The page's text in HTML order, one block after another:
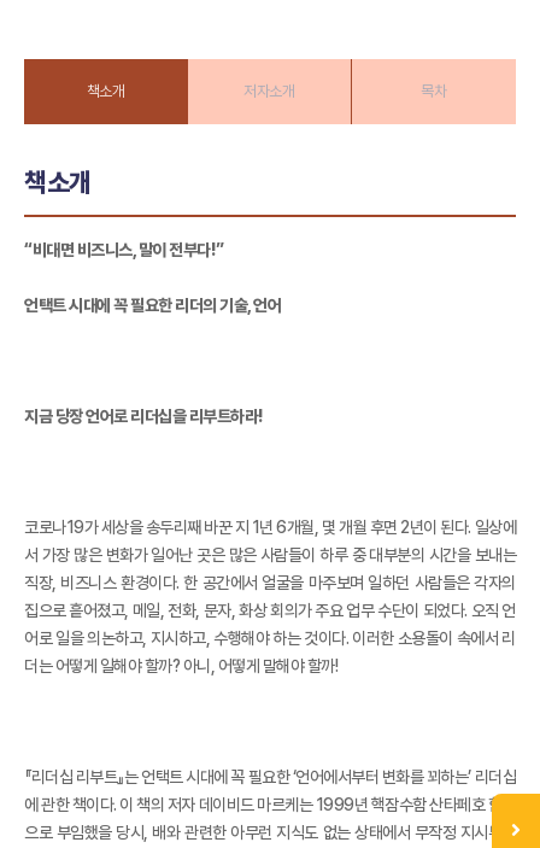
책소개 저자소개 목차
책소개
“비대면 비즈니스, 말이 전부다!”
언택트 시대에 꼭 필요한 리더의 기술, 언어
지금 당장 언어로 리더십을 리부트하라!
코로나19가 세상을 송두리째 바꾼 지 1년 6개월, 몇 개월 후면 2년이 된다. 일상에
서 가장 많은 변화가 일어난 곳은 많은 사람들이 하루 중 대부분의 시간을 보내는
직장, 비즈니스 환경이다. 한 공간에서 얼굴을 마주보며 일하던 사람들은 각자의
집으로 흩어졌고, 메일, 전화, 문자, 화상 회의가 주요 업무 수단이 되었다. 오직 언
어로 일을 의논하고, 지시하고, 수행해야 하는 것이다. 이러한 소용돌이 속에서 리
더는 어떻게 일해야 할까? 아니, 어떻게 말해야 할까!
『리더십 리부트』는 언택트 시대에 꼭 필요한 ‘언어에서부터 변화를 꾀하는’ 리더십
에 관한 책이다. 이 책의 저자 데이비드 마르케는 1999년 핵잠수함 산타페호 함장
으로 부임했을 당시, 배와 관련한 아무런 지식도 없는 상태에서 무작정 지시부터